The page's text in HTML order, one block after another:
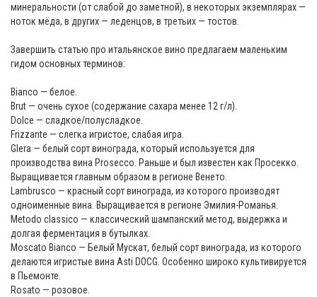
минеральности (от слабой до заметной), в некоторых экземплярах —
ноток мёда, в других — леденцов, в третьих — тостов.
Завершить статью про итальянское вино предлагаем маленьким
гидом основных терминов:
Bianco — белое.
Brut — очень сухое (содержание сахара менее 12 г/л).
Dolce — сладкое/полусладкое.
Frizzante — слегка игристое, слабая игра.
Glera — белый сорт винограда, который используется для
производства вина Prosecco. Раньше и был известен как Просекко.
Выращивается главным образом в регионе Венето.
Lambrusco — красный сорт винограда, из которого производят
одноименные вина. Выращивается в регионе Эмилия-Романья.
Metodo classico — классический шампанский метод, выдержка и
долгая ферментация в бутылках.
Moscato Bianco — Белый Мускат, белый сорт винограда, из которого
делаются игристые вина Asti DOCG. Особенно широко культивируется
в Пьемонте.
Rosato — розовое.